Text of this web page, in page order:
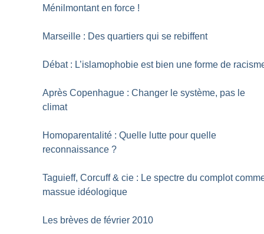
Ménilmontant en force !
Marseille : Des quartiers qui se rebiffent
Débat : L’islamophobie est bien une forme de
Après Copenhague : Changer le système, pas le
climat
Homoparentalité : Quelle lutte pour quelle
reconnaissance ?
Taguieff, Corcuff & cie : Le spectre du complot
massue idéologique
Les brèves de février 2010